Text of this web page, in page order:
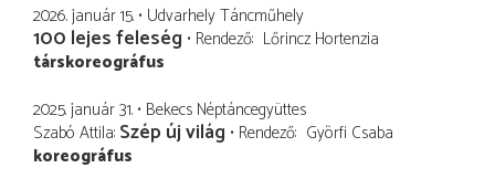
2026. január 15. Udvarhely Táncműhely
100 lejes feleség Rendező Lőrincz Hortenzia
társkoreográfus
2025. január 31. Bekecs Néptáncegyüttes
Szabó Attila Szép új világ Rendező Györfi Csaba
koreográfus